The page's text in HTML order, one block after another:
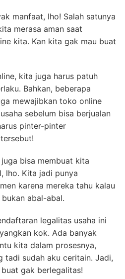
manfaat, lho! Salah satunya
merasa aman saat
kita. Kan kita gak mau buat
kita juga harus patuh
Bahkan, beberapa
mewajibkan toko online
sebelum bisa berjualan
pinter-pinter
bisa membuat kita
lho. Kita jadi punya
karena mereka tahu kalau
abal-abal.
legalitas usaha ini
kok. Ada banyak
kita dalam prosesnya,
tadi sudah aku ceritain. Jadi,
gak berlegalitas!